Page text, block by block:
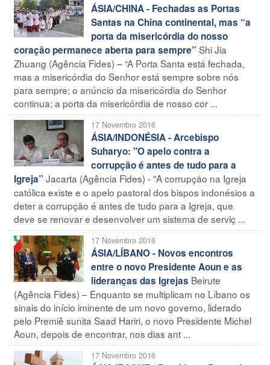
ÁSIA/CHINA - Fechadas as Portas
Santas na China continental, mas “a
porta da misericórdia do nosso
coração permanece aberta para sempre” Shi Jia
Zhuang (Agência Fides) – “A Porta Santa está fechada,
mas a misericórdia do Senhor está sempre sobre nós
para sempre; o anúncio da misericórdia do Senhor
continua; a porta da misericórdia de nosso cor ...
17 Novembro 2016
ÁSIA/INDONÉSIA - Arcebispo
Suharyo: "O apelo contra a
corrupção é antes de tudo para a
Igreja” Jacarta (Agência Fides) - "A corrupção na Igreja
católica existe e o apelo pastoral dos bispos indonésios a
deter a corrupção é antes de tudo para a Igreja, que
deve se renovar e desenvolver um sistema de serviç ...
17 Novembro 2016
ÁSIA/LÍBANO - Novos encontros
entre o novo Presidente Aoun e as
lideranças das Igrejas Beirute
(Agência Fides) – Enquanto se multiplicam no Líbano os
sinais do início iminente de um novo governo, liderado
pelo Premiê sunita Saad Hariri, o novo Presidente Michel
Aoun, depois de encontrar, nos dias ant ...
17 Novembro 2016